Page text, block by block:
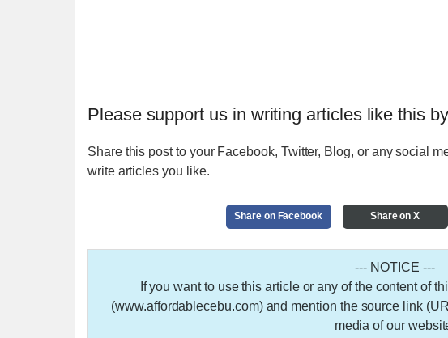
Please support us in writing articles like this
Share this post to your Facebook, Twitter, Blog, or any social
write articles you like.
Share on Facebook Share on X
--- NOTICE ---
If you want to use this article or any of the content of
(www.affordablecebu.com) and mention the source link
media of our